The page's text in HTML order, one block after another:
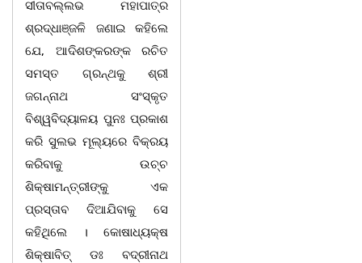
ସୀତାବଲ୍ଲଭ ମହାପାତ୍ର
ଶ୍ରଦ୍ଧାଞ୍ଜଳି ଜଣାଇ କହିଲେ
ଯେ, ଆଦିଶଙ୍କରଙ୍କ ରଚିତ
ସମସ୍ତ ଗ୍ରନ୍ଥକୁ ଶ୍ରୀ
ଜଗନ୍ନାଥ ସଂସ୍କୃତ
ବିଶ୍ୱବିଦ୍ୟାଳୟ ପୁନଃ ପ୍ରକାଶ
କରି ସୁଲଭ ମୂଲ୍ୟରେ ବିକ୍ରୟ
କରିବାକୁ ଉଚ୍ଚ
ଶିକ୍ଷାମନ୍ତ୍ରୀଙ୍କୁ ଏକ
ପ୍ରସ୍ତାବ ଦିଆଯିବାକୁ ସେ
କହିଥିଲେ । କୋଷାଧ୍ୟକ୍ଷ
ଶିକ୍ଷାବିତ୍ ଡଃ ବଦ୍ରୀନାଥ